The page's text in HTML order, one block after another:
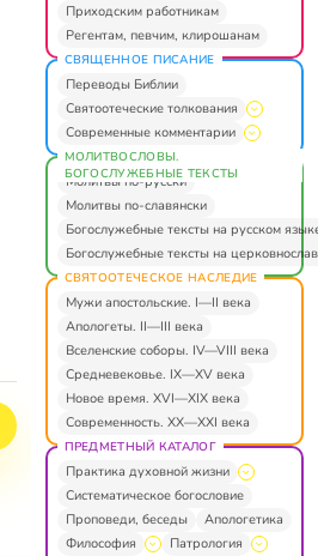
Приходским работникам
Регентам, певчим, клирошанам
СВЯЩЕННОЕ ПИСАНИЕ
Переводы Библии
Святоотеческие толкования
Современные комментарии
МОЛИТВОСЛОВЫ.
БОГОСЛУЖЕБНЫЕ ТЕКСТЫ
Молитвы по-русски
Молитвы по-славянски
Богослужебные тексты на русском
Богослужебные тексты на
СВЯТООТЕЧЕСКОЕ НАСЛЕДИЕ
Мужи апостольские. I—II века
Апологеты. II—III века
Вселенские соборы. IV—VIII века
Средневековье. IX—XV века
Новое время. XVI—XIX века
Современность. XX—XXI века
ПРЕДМЕТНЫЙ КАТАЛОГ
Практика духовной жизни
Систематическое богословие
Проповеди, беседы
Апологетика
Философия
Патрология